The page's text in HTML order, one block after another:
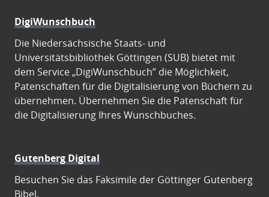
DigiWunschbuch
Die Niedersächsische Staats- und
Universitätsbibliothek Göttingen (SUB) bietet mit
dem Service „DigiWunschbuch” die Möglichkeit,
Patenschaften für die Digitalisierung von Büchern zu
übernehmen. Übernehmen Sie die Patenschaft für
die Digitalisierung Ihres Wunschbuches.
Gutenberg Digital
Besuchen Sie das Faksimile der Göttinger Gutenberg
Bibel.